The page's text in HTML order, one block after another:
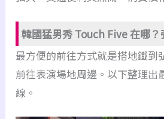
韓國猛男秀 Touch Five 在哪
最方便的前往方式就是搭地鐵到
前往表演場地周邊。以下整理出
線。